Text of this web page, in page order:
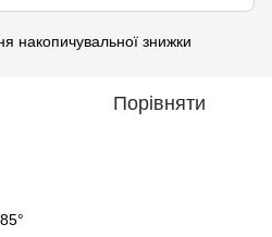
накопичувальної знижки
Порівняти